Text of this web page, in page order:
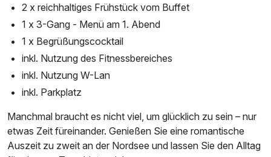
2 x reichhaltiges Frühstück vom Buffet
1 x 3-Gang - Menü am 1. Abend
1 x Begrüßungscocktail
inkl. Nutzung des Fitnessbereiches
inkl. Nutzung W-Lan
inkl. Parkplatz
Manchmal braucht es nicht viel, um glücklich zu sein – nur
etwas Zeit füreinander. Genießen Sie eine romantische
Auszeit zu zweit an der Nordsee und lassen Sie den Alltag